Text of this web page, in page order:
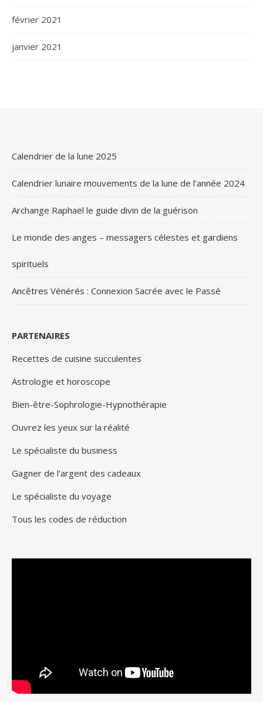
février 2021
janvier 2021
Calendrier de la lune 2025
Calendrier lunaire mouvements de la lune de l’année 2024
Archange Raphaël le guide divin de la guérison
Le monde des anges – messagers célestes et gardiens
spirituels
Ancêtres Vénérés : Connexion Sacrée avec le Passé
PARTENAIRES
Recettes de cuisine succulentes
Astrologie et horoscope
Bien-être-Sophrologie-Hypnothérapie
Ouvrez les yeux sur la réalité
Le spécialiste du business
Gagner de l'argent des cadeaux
Le spécialiste du voyage
Tous les codes de réduction